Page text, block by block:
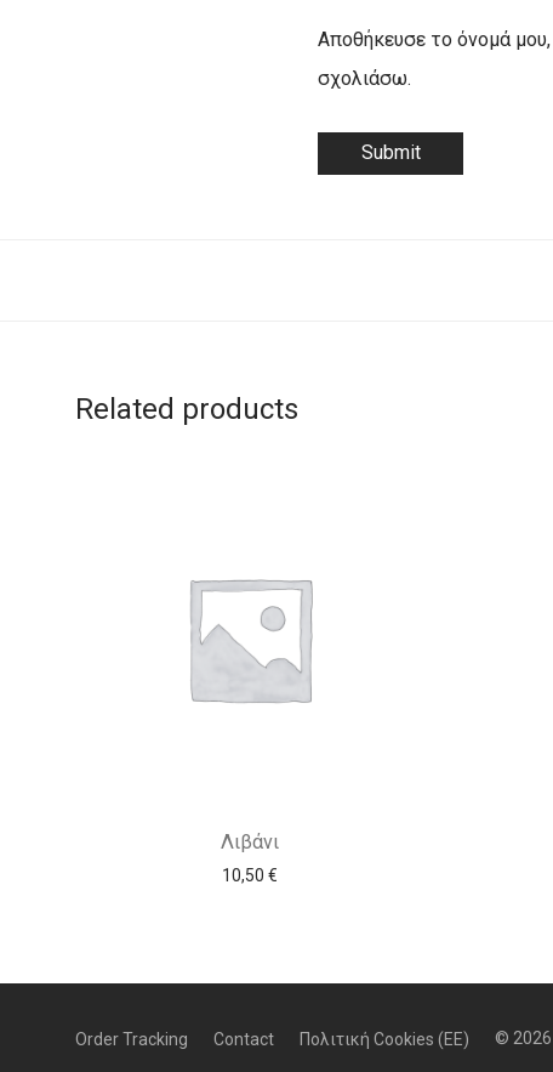
Αποθήκευσε το όνομά
σχολιάσω.
Related products
Λιβάνι
10,50 €
Order Tracking Contact Πολιτική Cookies (ΕΕ) © 2026